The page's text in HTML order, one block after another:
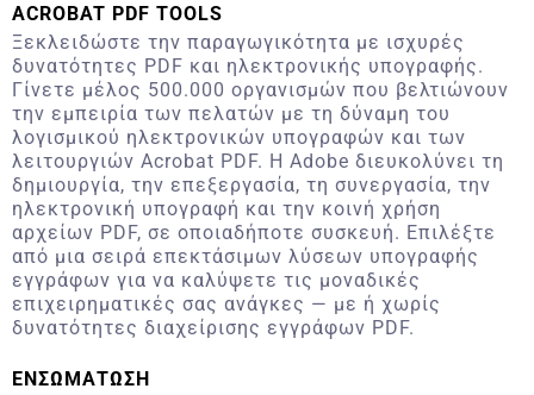
ACROBAT PDF TOOLS
Ξεκλειδώστε την παραγωγικότητα με ισχυρές
δυνατότητες PDF και ηλεκτρονικής υπογραφής.
Γίνετε μέλος 500.000 οργανισμών που βελτιώνουν
την εμπειρία των πελατών με τη δύναμη του
λογισμικού ηλεκτρονικών υπογραφών και των
λειτουργιών Acrobat PDF. Η Adobe διευκολύνει τη
δημιουργία, την επεξεργασία, τη συνεργασία, την
ηλεκτρονική υπογραφή και την κοινή χρήση
αρχείων PDF, σε οποιαδήποτε συσκευή. Επιλέξτε
από μια σειρά επεκτάσιμων λύσεων υπογραφής
εγγράφων για να καλύψετε τις μοναδικές
επιχειρηματικές σας ανάγκες — με ή χωρίς
δυνατότητες διαχείρισης εγγράφων PDF.
ΕΝΣΩΜΑΤΩΣΗ